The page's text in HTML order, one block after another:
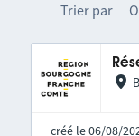
Trier par
créé le 06/08/